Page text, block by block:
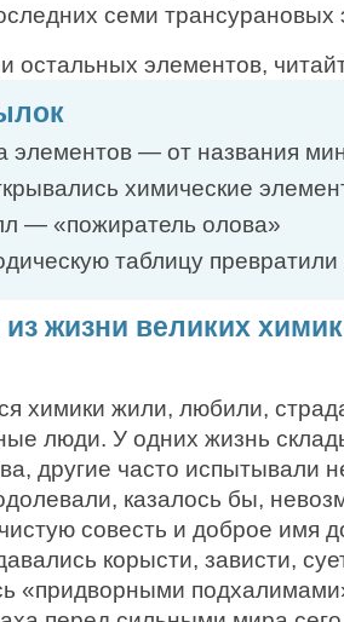
семи трансурановых
остальных элементов,
элементов — от названия
химические
— «пожиратель олова»
таблицу
жизни великих
химики жили, любили,
люди. У одних жизнь
другие часто испытывали
казалось бы,
совесть и доброе имя
корысти, зависти,
«придворными